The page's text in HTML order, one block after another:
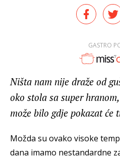
GASTRO
Ništa nam nije draže od
oko stola sa super
može bilo gdje pokazat će
Možda su ovako visoke
dana imamo nestandardne